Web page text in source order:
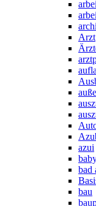
Arzt
azui
bad
bau